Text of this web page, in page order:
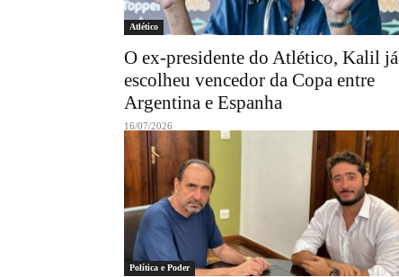
Atlético
O ex-presidente do Atlético, Kalil já
escolheu vencedor da Copa entre
Argentina e Espanha
16/07/2026
Política e Poder